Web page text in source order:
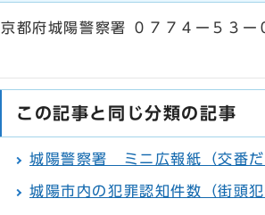
京都府城陽警察署 ０７７４ー５３ー
この記事と同じ分類の記事
城陽警察署 ミニ広報紙（交番だ
城陽市内の犯罪認知件数（街頭犯